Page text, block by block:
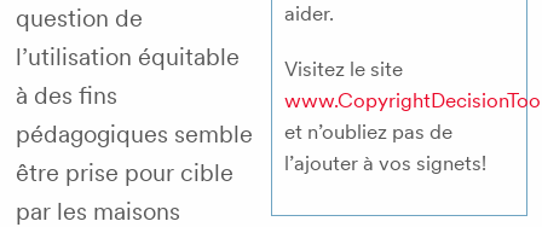
aider.
Visitez le site
et n’oubliez pas de
l’ajouter à vos signets!
question de
l’utilisation équitable
à des fins
pédagogiques semble
être prise pour cible
par les maisons